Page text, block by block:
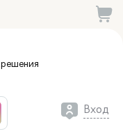
решения
Вход